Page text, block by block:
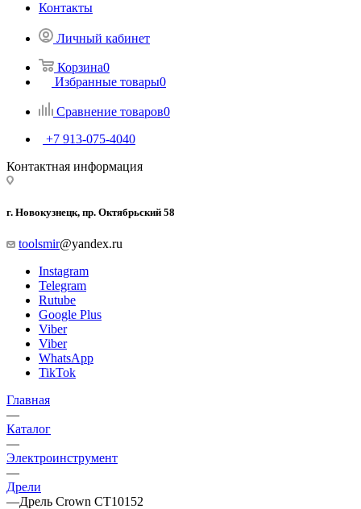
Контакты
Личный кабинет
Корзина0
Избранные товары0
Сравнение товаров0
+7 913-075-4040
Контактная информация
г. Новокузнецк, пр. Октябрьский 58
toolsmir@yandex.ru
Instagram
Telegram
Rutube
Google Plus
Viber
Viber
WhatsApp
TikTok
Главная
—
Каталог
—
Электроинструмент
—
Дрели
—Дрель Crown CT10152